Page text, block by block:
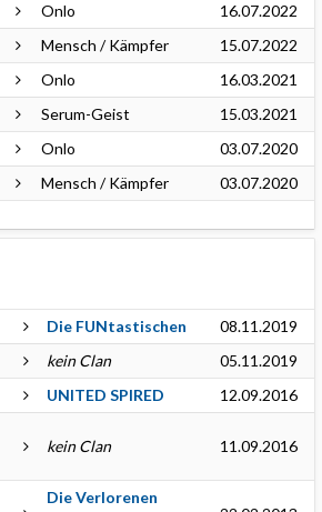
Onlo
16.07.2022
Mensch / Kämpfer
15.07.2022
Onlo
16.03.2021
Serum-Geist
15.03.2021
Onlo
03.07.2020
Mensch / Kämpfer 03.07.2020
Die FUNtastischen
08.11.2019
kein Clan
05.11.2019
UNITED SPIRED
12.09.2016
kein Clan 11.09.2016
Die Verlorenen